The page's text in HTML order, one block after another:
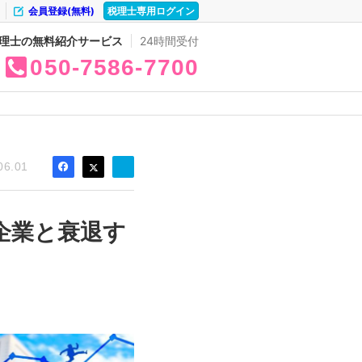
税理士専用ログイン
会員登録(無料)
士の無料紹介サービス 24時間受付
050 7586 7700
業と衰退す